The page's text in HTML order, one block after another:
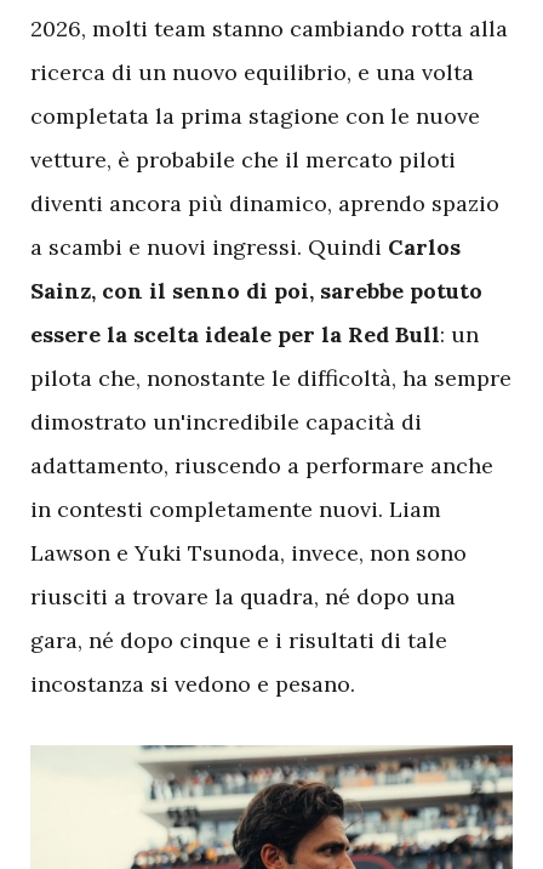
2026, molti team stanno cambiando rotta alla
ricerca di un nuovo equilibrio, e una volta
completata la prima stagione con le nuove
vetture, è probabile che il mercato piloti
diventi ancora più dinamico, aprendo spazio
a scambi e nuovi ingressi. Quindi Carlos
Sainz, con il senno di poi, sarebbe potuto
essere la scelta ideale per la Red Bull: un
pilota che, nonostante le difficoltà, ha sempre
dimostrato un'incredibile capacità di
adattamento, riuscendo a performare anche
in contesti completamente nuovi. Liam
Lawson e Yuki Tsunoda, invece, non sono
riusciti a trovare la quadra, né dopo una
gara, né dopo cinque e i risultati di tale
incostanza si vedono e pesano.